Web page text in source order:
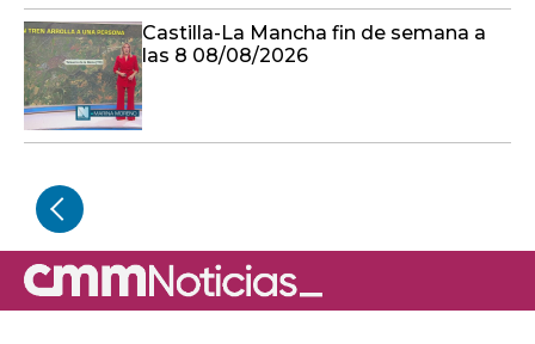
Castilla-La Mancha fin de semana a
las 8 08/08/2026